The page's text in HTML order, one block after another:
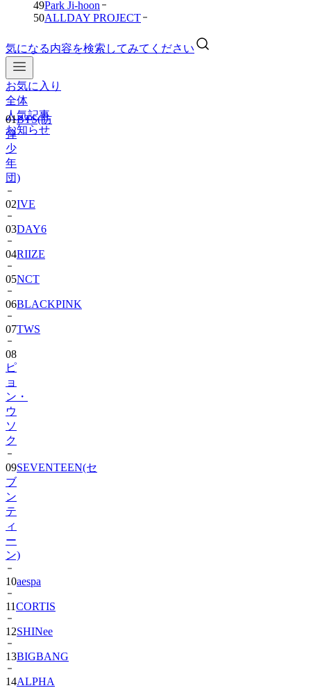
49Park Ji-hoon
50ALLDAY PROJECT
気になる内容を検索してみてください
お気に入り
全体
人気記事
お知らせ
01BTS(防
弾
少
年
団)
02IVE
03DAY6
04RIIZE
05NCT
06BLACKPINK
07TWS
08
ピ
ョ
ン・
ウ
ソ
ク
09SEVENTEEN(セ
ブ
ン
テ
ィ
ー
ン)
10aespa
11CORTIS
12SHINee
13BIGBANG
14ALPHA